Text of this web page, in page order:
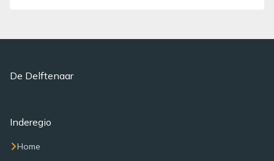
De Delftenaar
Inderegio
Home